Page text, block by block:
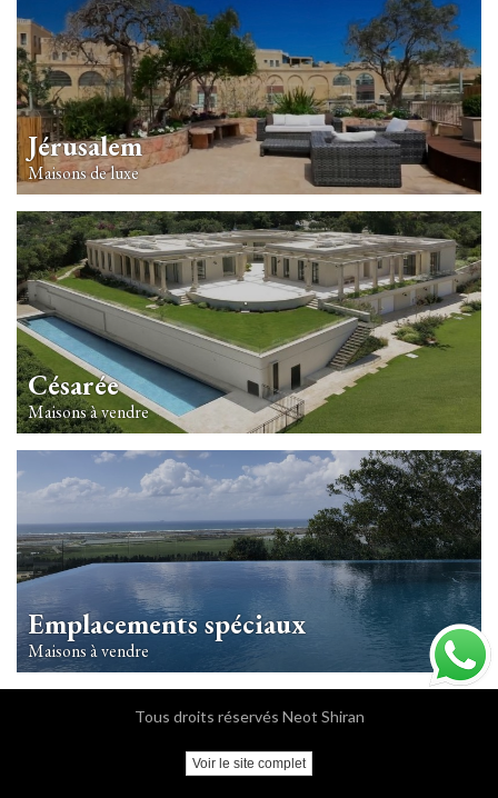
Jérusalem
Maisons de luxe
Césarée
Maisons à vendre
Emplacements spéciaux
Maisons à vendre
Tous droits réservés Neot Shiran
Voir le site complet